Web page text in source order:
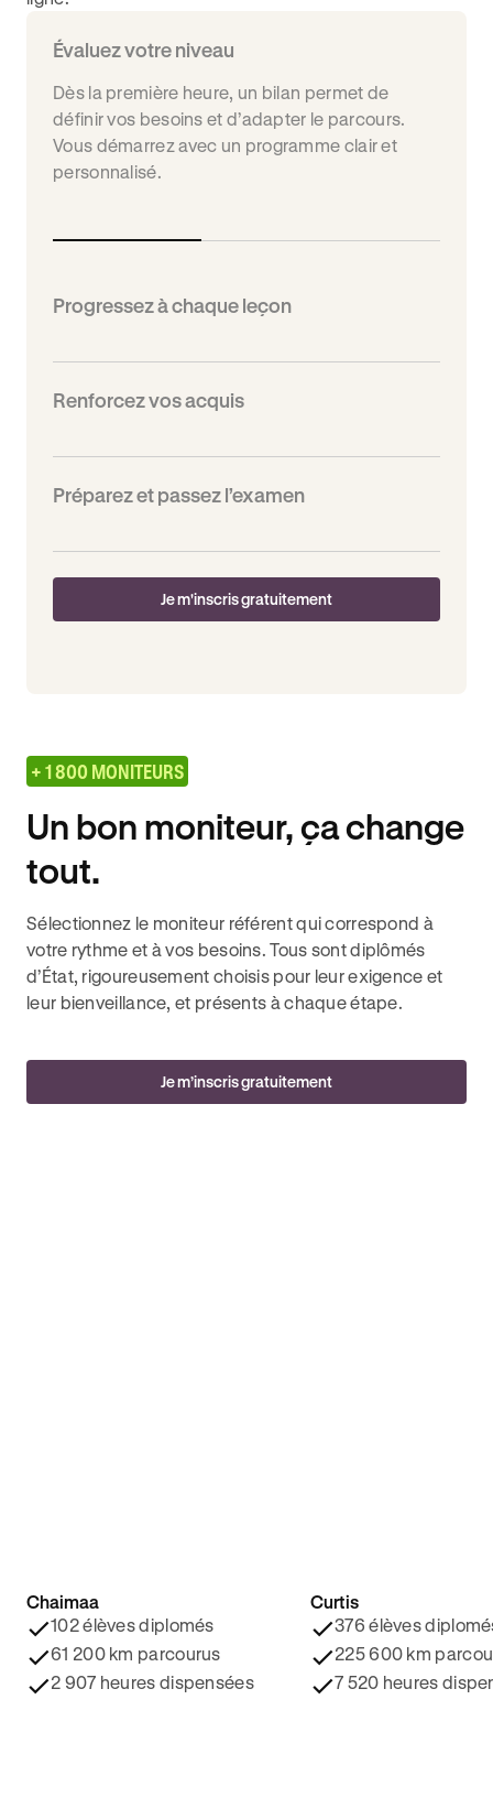
Évaluez votre niveau
Dès la première heure, un bilan permet de
définir vos besoins et d’adapter le parcours.
Vous démarrez avec un programme clair et
personnalisé.
Progressez à chaque leçon
Renforcez vos acquis
Préparez et passez l’examen
Je m'inscris gratuitement
+ 1 800 MONITEURS
Un bon moniteur, ça change
tout.
Sélectionnez le moniteur référent qui correspond à
votre rythme et à vos besoins. Tous sont diplômés
d’État, rigoureusement choisis pour leur exigence et
leur bienveillance, et présents à chaque étape.
Je m’inscris gratuitement
4.8/5 ⭐️
Chaimaa
102 élèves diplomés
61 200 km parcourus
2 907 heures dispensées
4.9/5 ⭐️
Curtis
376 élèves
225 600 km
7 520 heures